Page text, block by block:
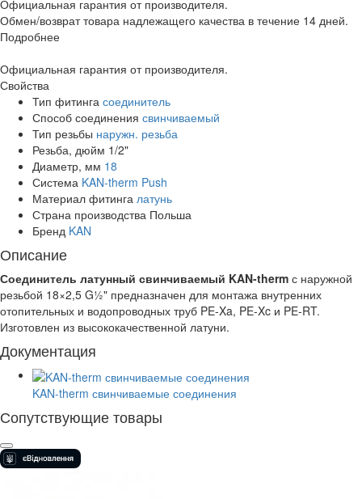
Официальная гарантия от производителя.
Обмен/возврат товара надлежащего качества в течение 14 дней.
Подробнее
Официальная гарантия от производителя.
Свойства
Тип фитинга соединитель
Способ соединения свинчиваемый
Тип резьбы наружн. резьба
Резьба, дюйм 1/2"
Диаметр, мм 18
Система KAN-therm Push
Материал фитинга латунь
Страна производства Польша
Бренд KAN
Описание
Соединитель латунный свинчиваемый KAN-therm с наружной
резьбой 18×2,5 G½" предназначен для монтажа внутренних
отопительных и водопроводных труб PE-Xa, PE-Xc и PE-RT.
Изготовлен из высококачественной латуни.
Документация
KAN-therm свинчиваемые соединения
Сопутствующие товары